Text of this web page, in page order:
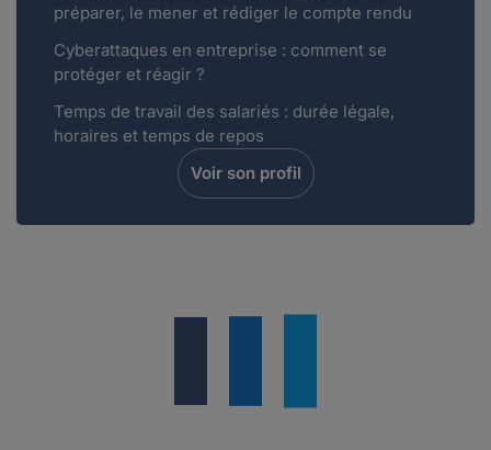
préparer, le mener et rédiger le compte rendu
Cyberattaques en entreprise : comment se
protéger et réagir ?
Temps de travail des salariés : durée légale,
horaires et temps de repos
Voir son profil